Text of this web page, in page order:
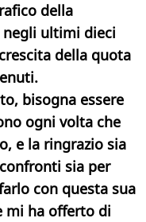
della
negli ultimi dieci
della quota
bisogna essere
ogni volta che
e la ringrazio sia
sia per
con questa sua
mi ha offerto di